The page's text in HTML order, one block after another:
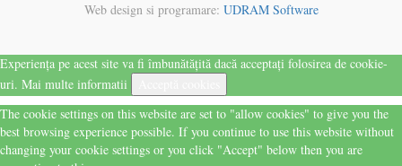
Web design si programare: UDRAM Software
Experiența pe acest site va fi îmbunătățită dacă acceptați folosirea de cookie-
uri. Mai multe informatii
The cookie settings on this website are set to "allow cookies" to give you the
best browsing experience possible. If you continue to use this website without
changing your cookie settings or you click "Accept" below then you are